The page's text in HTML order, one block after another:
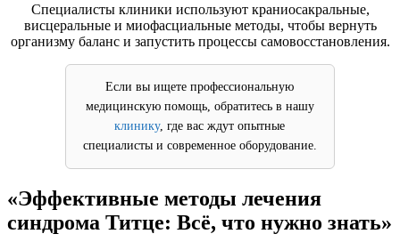
Специалисты клиники используют краниосакральные,
висцеральные и миофасциальные методы, чтобы вернуть
организму баланс и запустить процессы самовосстановления.
Если вы ищете профессиональную
медицинскую помощь, обратитесь в нашу
клинику, где вас ждут опытные
специалисты и современное оборудование.
«Эффективные методы лечения
синдрома Титце: Всё, что нужно знать»